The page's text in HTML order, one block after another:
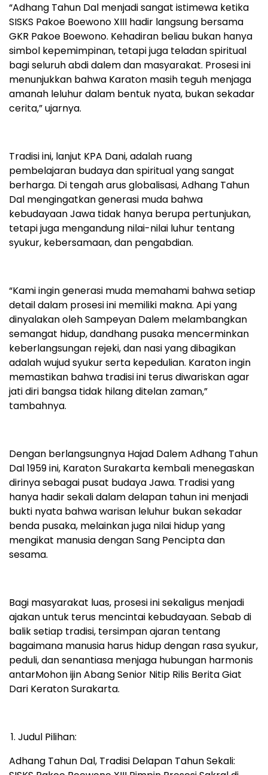
“Adhang Tahun Dal menjadi sangat istimewa ketika
SISKS Pakoe Boewono XIII hadir langsung bersama
GKR Pakoe Boewono. Kehadiran beliau bukan hanya
simbol kepemimpinan, tetapi juga teladan spiritual
bagi seluruh abdi dalem dan masyarakat. Prosesi ini
menunjukkan bahwa Karaton masih teguh menjaga
amanah leluhur dalam bentuk nyata, bukan sekadar
cerita,” ujarnya.
Tradisi ini, lanjut KPA Dani, adalah ruang
pembelajaran budaya dan spiritual yang sangat
berharga. Di tengah arus globalisasi, Adhang Tahun
Dal mengingatkan generasi muda bahwa
kebudayaan Jawa tidak hanya berupa pertunjukan,
tetapi juga mengandung nilai-nilai luhur tentang
syukur, kebersamaan, dan pengabdian.
“Kami ingin generasi muda memahami bahwa setiap
detail dalam prosesi ini memiliki makna. Api yang
dinyalakan oleh Sampeyan Dalem melambangkan
semangat hidup, dandhang pusaka mencerminkan
keberlangsungan rejeki, dan nasi yang dibagikan
adalah wujud syukur serta kepedulian. Karaton ingin
memastikan bahwa tradisi ini terus diwariskan agar
jati diri bangsa tidak hilang ditelan zaman,”
tambahnya.
Dengan berlangsungnya Hajad Dalem Adhang Tahun
Dal 1959 ini, Karaton Surakarta kembali menegaskan
dirinya sebagai pusat budaya Jawa. Tradisi yang
hanya hadir sekali dalam delapan tahun ini menjadi
bukti nyata bahwa warisan leluhur bukan sekadar
benda pusaka, melainkan juga nilai hidup yang
mengikat manusia dengan Sang Pencipta dan
sesama.
Bagi masyarakat luas, prosesi ini sekaligus menjadi
ajakan untuk terus mencintai kebudayaan. Sebab di
balik setiap tradisi, tersimpan ajaran tentang
bagaimana manusia harus hidup dengan rasa syukur,
peduli, dan senantiasa menjaga hubungan harmonis
antarMohon ijin Abang Senior Nitip Rilis Berita Giat
Dari Keraton Surakarta.
Judul Pilihan:
Adhang Tahun Dal, Tradisi Delapan Tahun Sekali: